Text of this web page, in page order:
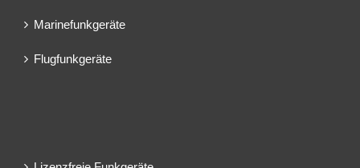
Marinefunkgeräte
Flugfunkgeräte